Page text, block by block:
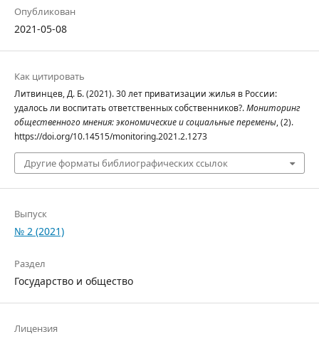
Опубликован
2021-05-08
Как цитировать
Литвинцев, Д. Б. (2021). 30 лет приватизации жилья в России:
удалось ли воспитать ответственных собственников?.Мониторинг
общественного мнения: экономические и социальные перемены, (2).
https://doi.org/10.14515/monitoring.2021.2.1273
Другие форматы библиографических ссылок
Выпуск
№ 2 (2021)
Раздел
Государство и общество
Лицензия